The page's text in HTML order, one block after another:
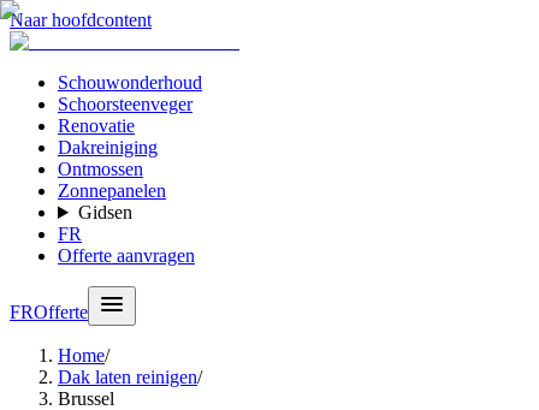
Naar hoofdcontent
Schouwonderhoud
Schoorsteenveger
Renovatie
Dakreiniging
Ontmossen
Zonnepanelen
Gidsen
FR
Offerte aanvragen
FROfferte
Home/
Dak laten reinigen/
Brussel